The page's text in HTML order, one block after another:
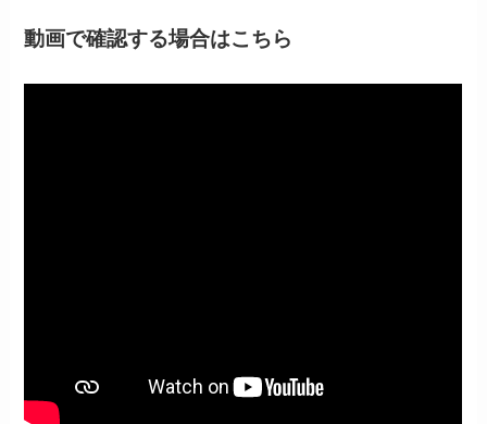
動画で確認する場合はこちら